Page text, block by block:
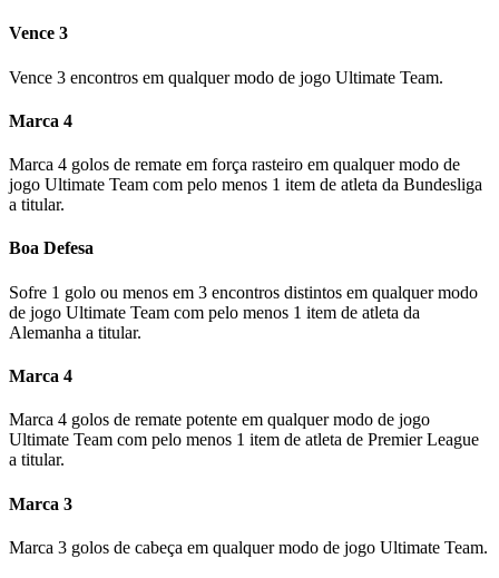
Vence 3
Vence 3 encontros em qualquer modo de jogo Ultimate Team.
Marca 4
Marca 4 golos de remate em força rasteiro em qualquer modo de
jogo Ultimate Team com pelo menos 1 item de atleta da Bundesliga
a titular.
Boa Defesa
Sofre 1 golo ou menos em 3 encontros distintos em qualquer modo
de jogo Ultimate Team com pelo menos 1 item de atleta da
Alemanha a titular.
Marca 4
Marca 4 golos de remate potente em qualquer modo de jogo
Ultimate Team com pelo menos 1 item de atleta de Premier League
a titular.
Marca 3
Marca 3 golos de cabeça em qualquer modo de jogo Ultimate Team.